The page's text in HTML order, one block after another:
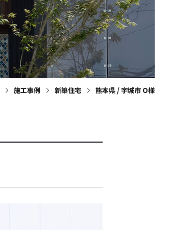
施工事例 新築住宅 熊本県 / 宇城市 O様